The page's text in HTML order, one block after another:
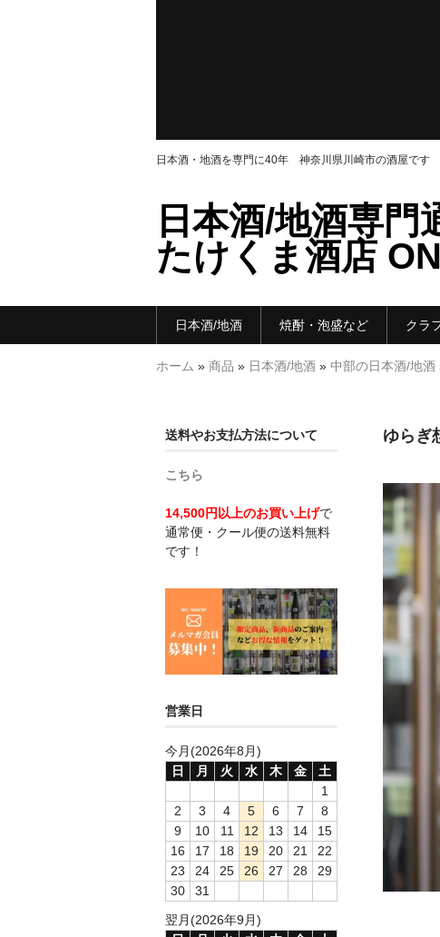
日本酒・地酒を専門に40年 神奈川県川崎市の酒屋です
日本酒/地酒専門
たけくま酒店
日本酒/地酒 焼酎・泡盛など クラ
ホーム » 商品 » 日本酒/地酒 » 中部の日本酒/地酒
ゆらぎ
送料やお支払方法について
こちら
14,500円以上のお買い上げで
通常便・クール便の送料無料
です！
営業日
今月(2026年8月)
日
月 火 水 木 金
土
1
2
3 4 5 6 7
8
9
10 11 12 13 14
15
16
17 18 19 20 21
22
23
24 25 26 27 28
29
30
31
翌月(2026年9月)